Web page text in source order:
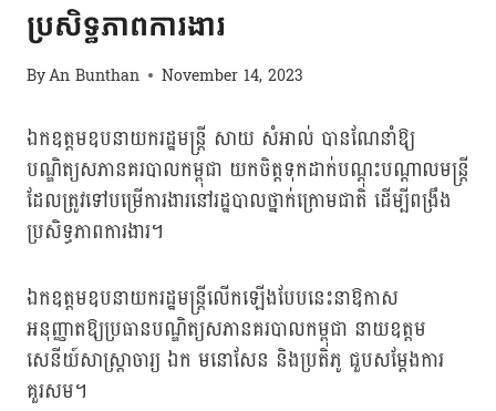
ប្រសិទ្ធភាពការងារ
ByAn Bunthan November 14, 2023
ឯកឧត្តមឧបនាយករដ្ឋមន្ត្រី សាយ សំអាល់ បានណែនាំឱ្យ
បណ្ឌិត្យសភានគរបាលកម្ពុជា យកចិត្តទុកដាក់បណ្តុះបណ្តាលមន្រ្តី
ដែលត្រូវទៅបម្រើការងារនៅរដ្ឋបាលថ្នាក់ក្រោមជាតិ ដើម្បីពង្រឹង
ប្រសិទ្ធភាពការងារ។
ឯកឧត្តមឧបនាយករដ្ឋមន្ត្រីលើកឡើងបែបនេះនាឱកាស
អនុញ្ញាតឱ្យប្រធានបណ្ឌិត្យសភានគរបាលកម្ពុជា នាយឧត្តម
សេនីយ៍សាស្រ្តាចារ្យ ឯក មនោសែន និងប្រតិភូ ជួបសម្តែងការ
គួរសម។